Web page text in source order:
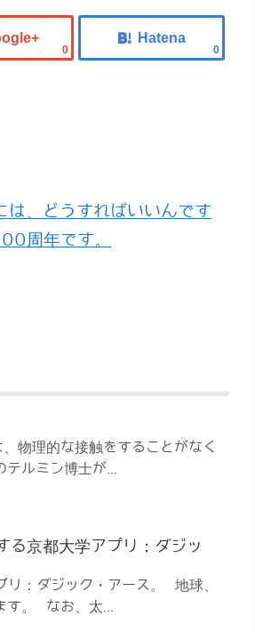
0 0
は、どうすればいいんです
周年です。
物理的な接触をすることがなく
ルミン博士が...
る京都大学アプリ：ダジッ
：ダジック・アース。 地球、
す。 なお、太...